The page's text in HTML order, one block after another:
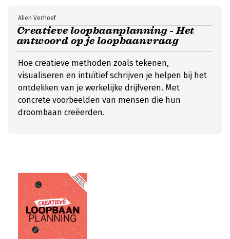
Creatieve loopbaanplanning - Het
antwoord op je loopbaanvraag
Alien Verhoef
Hoe creatieve methoden zoals tekenen,
visualiseren en intuïtief schrijven je helpen bij het
ontdekken van je werkelijke drijfveren. Met
concrete voorbeelden van mensen die hun
droombaan creëerden.